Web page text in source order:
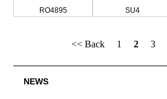
RO4895 SU4
<< Back 1 2 3
NEWS